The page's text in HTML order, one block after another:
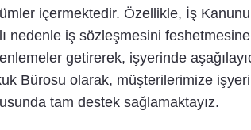
içermektedir. Özellikle, İş
nedenle iş sözleşmesini
getirerek, işyerinde
Bürosu olarak, müşterilerimize
tam destek sağlamaktayız.